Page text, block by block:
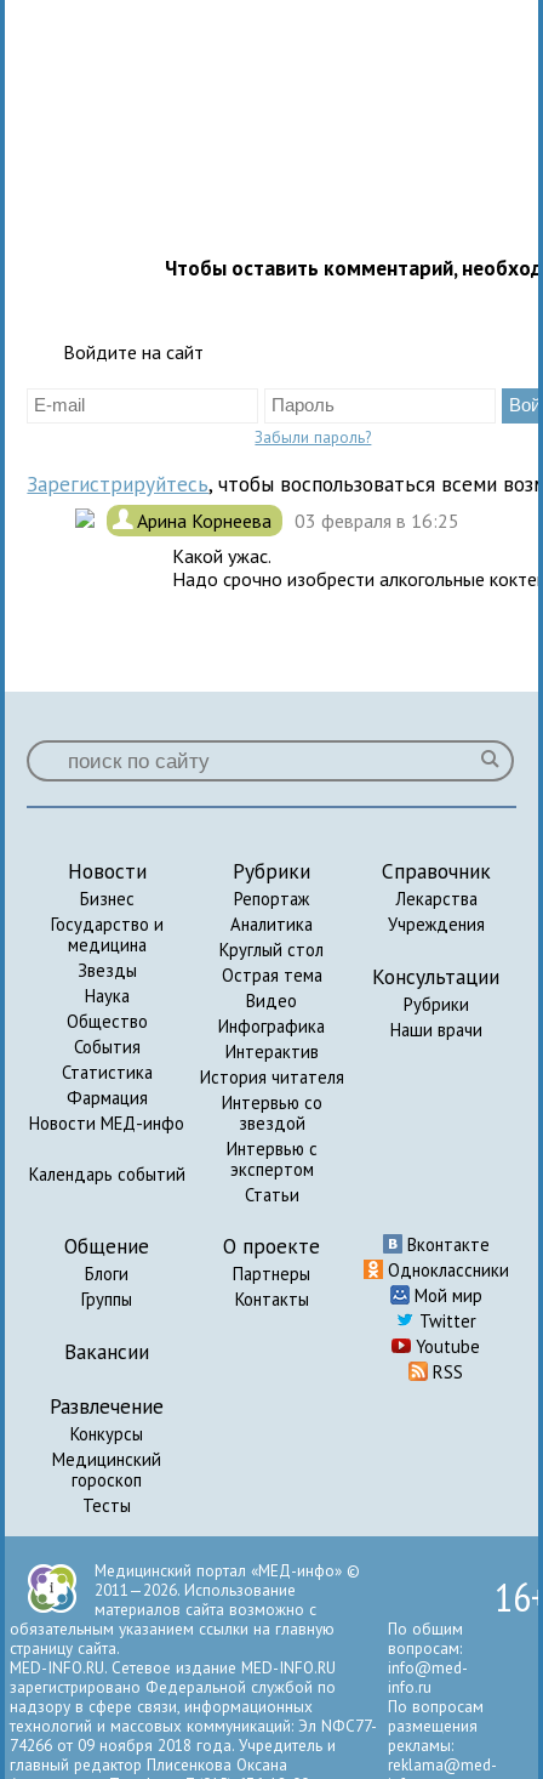
Чтобы оставить комментарий,
Войдите на сайт
Забыли пароль?
Зарегистрируйтесь, чтобы воспользоваться всеми
. Арина Корнеева
03 февраля в 16:25
Какой ужас.
Надо срочно изобрести алкогольные
Новости
Бизнес
Государство и
медицина
Звезды
Наука
Общество
События
Статистика
Фармация
Новости МЕД-инфо
Календарь событий
Рубрики
Репортаж
Аналитика
Круглый стол
Острая тема
Видео
Инфографика
Интерактив
История читателя
Интервью со
звездой
Интервью с
экспертом
Статьи
Справочник
Лекарства
Учреждения
Консультации
Рубрики
Наши врачи
Общение
Блоги
Группы
Вакансии
Развлечение
Конкурсы
Медицинский
гороскоп
Тесты
О проекте
Партнеры
Контакты
Вконтакте
Одноклассники
Мой мир
Twitter
Youtube
RSS
Медицинский портал «МЕД-инфо» ©
2011—2026. Использование
материалов сайта возможно с
обязательным указанием ссылки на главную
страницу сайта.
MED-INFO.RU. Сетевое издание MED-INFO.RU
зарегистрировано Федеральной службой по
надзору в сфере связи, информационных
технологий и массовых коммуникаций: Эл NФС77-
74266 от 09 ноября 2018 года. Учредитель и
главный редактор Плисенкова Оксана
По общим
вопросам:
info@med-
info.ru
По вопросам
размещения
рекламы:
reklama@med-